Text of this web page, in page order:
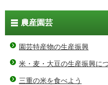
農産園芸
園芸特産物の生産振興
米・麦・大豆の生産振興に
三重の米を食べよう